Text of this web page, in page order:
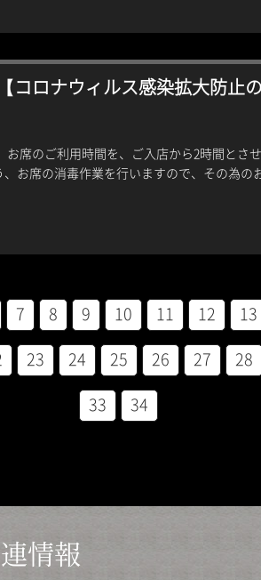
コロナウィルス感染拡大防止の
お席のご利用時間を、ご入店から2時間とさ
お席の消毒作業を行いますので、その為の
7 8 9 10 11 12 13
23 24 25 26 27 28
33
34
情報